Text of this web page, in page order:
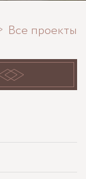
Все проекты